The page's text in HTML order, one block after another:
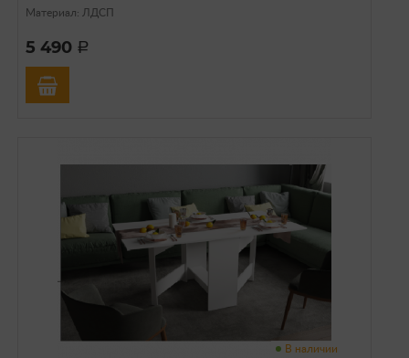
Материал: ЛДСП
5 490 a
В наличии